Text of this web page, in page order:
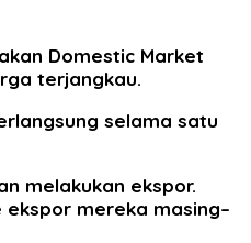
Domestic Market
terjangkau.
selama satu
melakukan ekspor.
mereka masing–